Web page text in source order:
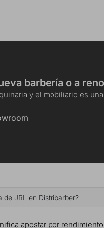
barbería o a
y el mobiliario es
de JRL en Distribarber?
apostar por